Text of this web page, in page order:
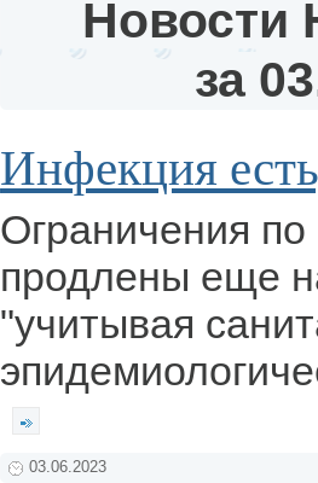
Новости
за
Инфекция
Ограничения по
продлены еще
"учитывая
03.06.2023